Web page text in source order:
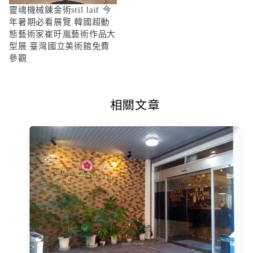
靈魂機械鍊金術stil laif 今
年暑期必看展覽 韓國超動
態藝術家崔旴嵐藝術作品大
型展 臺灣國立美術館免費
參觀
相關文章